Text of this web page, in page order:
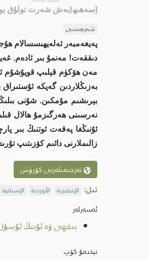
[سەھىھ(بەش شەرت تولۇق
شەرھىسى
پەيغەمبەر ئەلەيھىسسالام
دىققەت! مەنمۇ بىر ئادەم.
مەن ھۆكۈم قېلىپ قويۇشۇم
بەزىڭلاردىن گەپكە
بېرىشىم مۇمكىن. شۇنى
نەرسىنى ھەرگىزمۇ ھالال
ئۇنىڭغا پەقەت ئوتنىڭ بىر
زالىملارنى دائىم كۆزىتىپ
تەرجىمىلەرنى كۆرۈش
تىل: الإنجليزية الأوردية الإسبانية
ئەسەرلەر
پىقھى ۋە ئۇنىڭ
تېخىمۇ كۆپ